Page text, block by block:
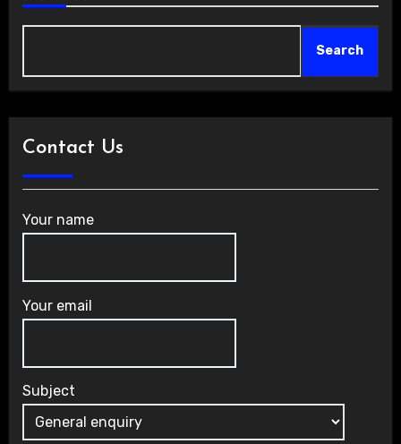
Search
Contact Us
Your name
Your email
Subject